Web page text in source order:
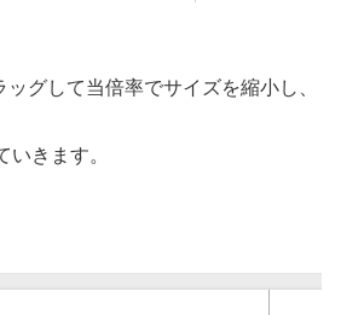
グして当倍率でサイズを縮小し、
きます。